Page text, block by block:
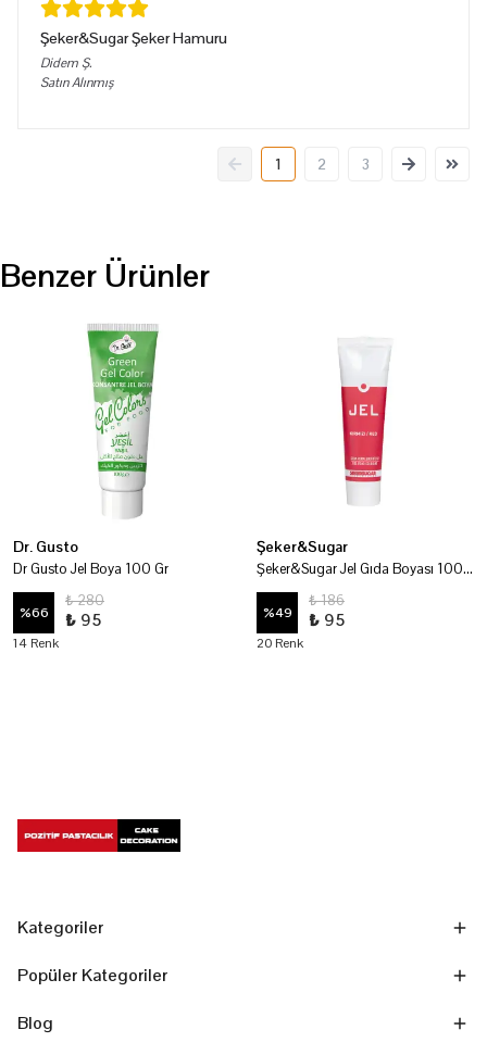
Şeker&Sugar Şeker Hamuru
Didem Ş.
Satın Alınmış
1 2 3
Benzer Ürünler
Dr. Gusto
Dr Gusto Jel Boya 100 Gr
%66
₺ 280
₺ 95
14 Renk
Şeker&Sugar
Şeker&Sugar Jel Gıda Boyası 100 Gr
%49
₺ 186
₺ 95
20 Renk
Kategoriler
Popüler Kategoriler
Blog